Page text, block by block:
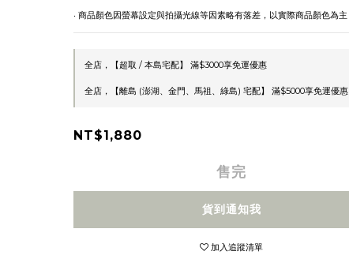
‧ 商品顏色因螢幕設定與拍攝光線等因素略有落差，以實際商品顏色為主
全店，【超取 / 本島宅配】 滿$3000享免運優惠
全店，【離島 (澎湖、金門、馬祖、綠島) 宅配】 滿$5000享免運優惠
NT$1,880
售完
貨到通知我
加入追蹤清單